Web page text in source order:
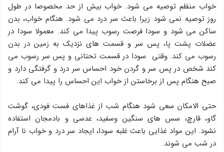
خواب منظم توصیه می شود. خواب بیش از حد مخصوصا در طول
روز توصیه نمی شود زیرا باعث سر درد می شود. هنگام خواب، بدن
ساکن می شود و سودا فرصت رسوب پیدا می کند. معمولا سودا در
عضلات پشت پا، پس سر و قسمت های نزدیک به زمین در بدن
رسوب می کند. وقتی سودا در قسمت تحتانی و پس سر رسوب می
کند شخص در پس سر و گردن خود احساس سر درد و گرفتگی دارد و
صبح هنگام پس از برخاستن از خواب این احساس را پیدا می کند.
حتی الامکان سعی شود هنگام شب از غذاهای فست فودی، گوشت
گاو، قارچ، سس های سنگین وسفید، عدسی و بادمجان استفاده
نشود. این مواد غذایی باعث غلبه سودا، ایجاد سر درد و خواب نا آرام
در شب می شوند.